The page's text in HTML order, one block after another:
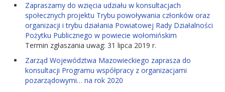
Zapraszamy do wzięcia udziału w konsultacjach
społecznych projektu Trybu powoływania członków oraz
organizacji i trybu działania Powiatowej Rady Działalności
Pożytku Publicznego w powiecie wołomińskim
Termin zgłaszania uwag: 31 lipca 2019 r.
Zarząd Województwa Mazowieckiego zaprasza do
konsultacji Programu współpracy z organizacjami
pozarządowymi… na rok 2020